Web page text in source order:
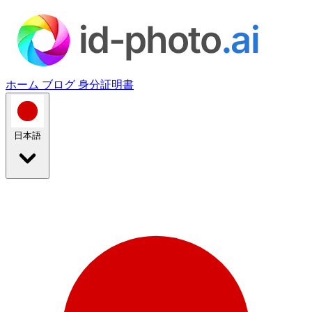
ホーム ブログ 身分証明書
日本語